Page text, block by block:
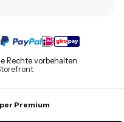
Rechte vorbehalten.
Premium